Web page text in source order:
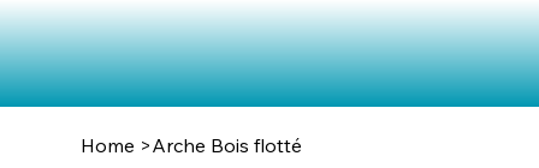
Home >Arche Bois flotté